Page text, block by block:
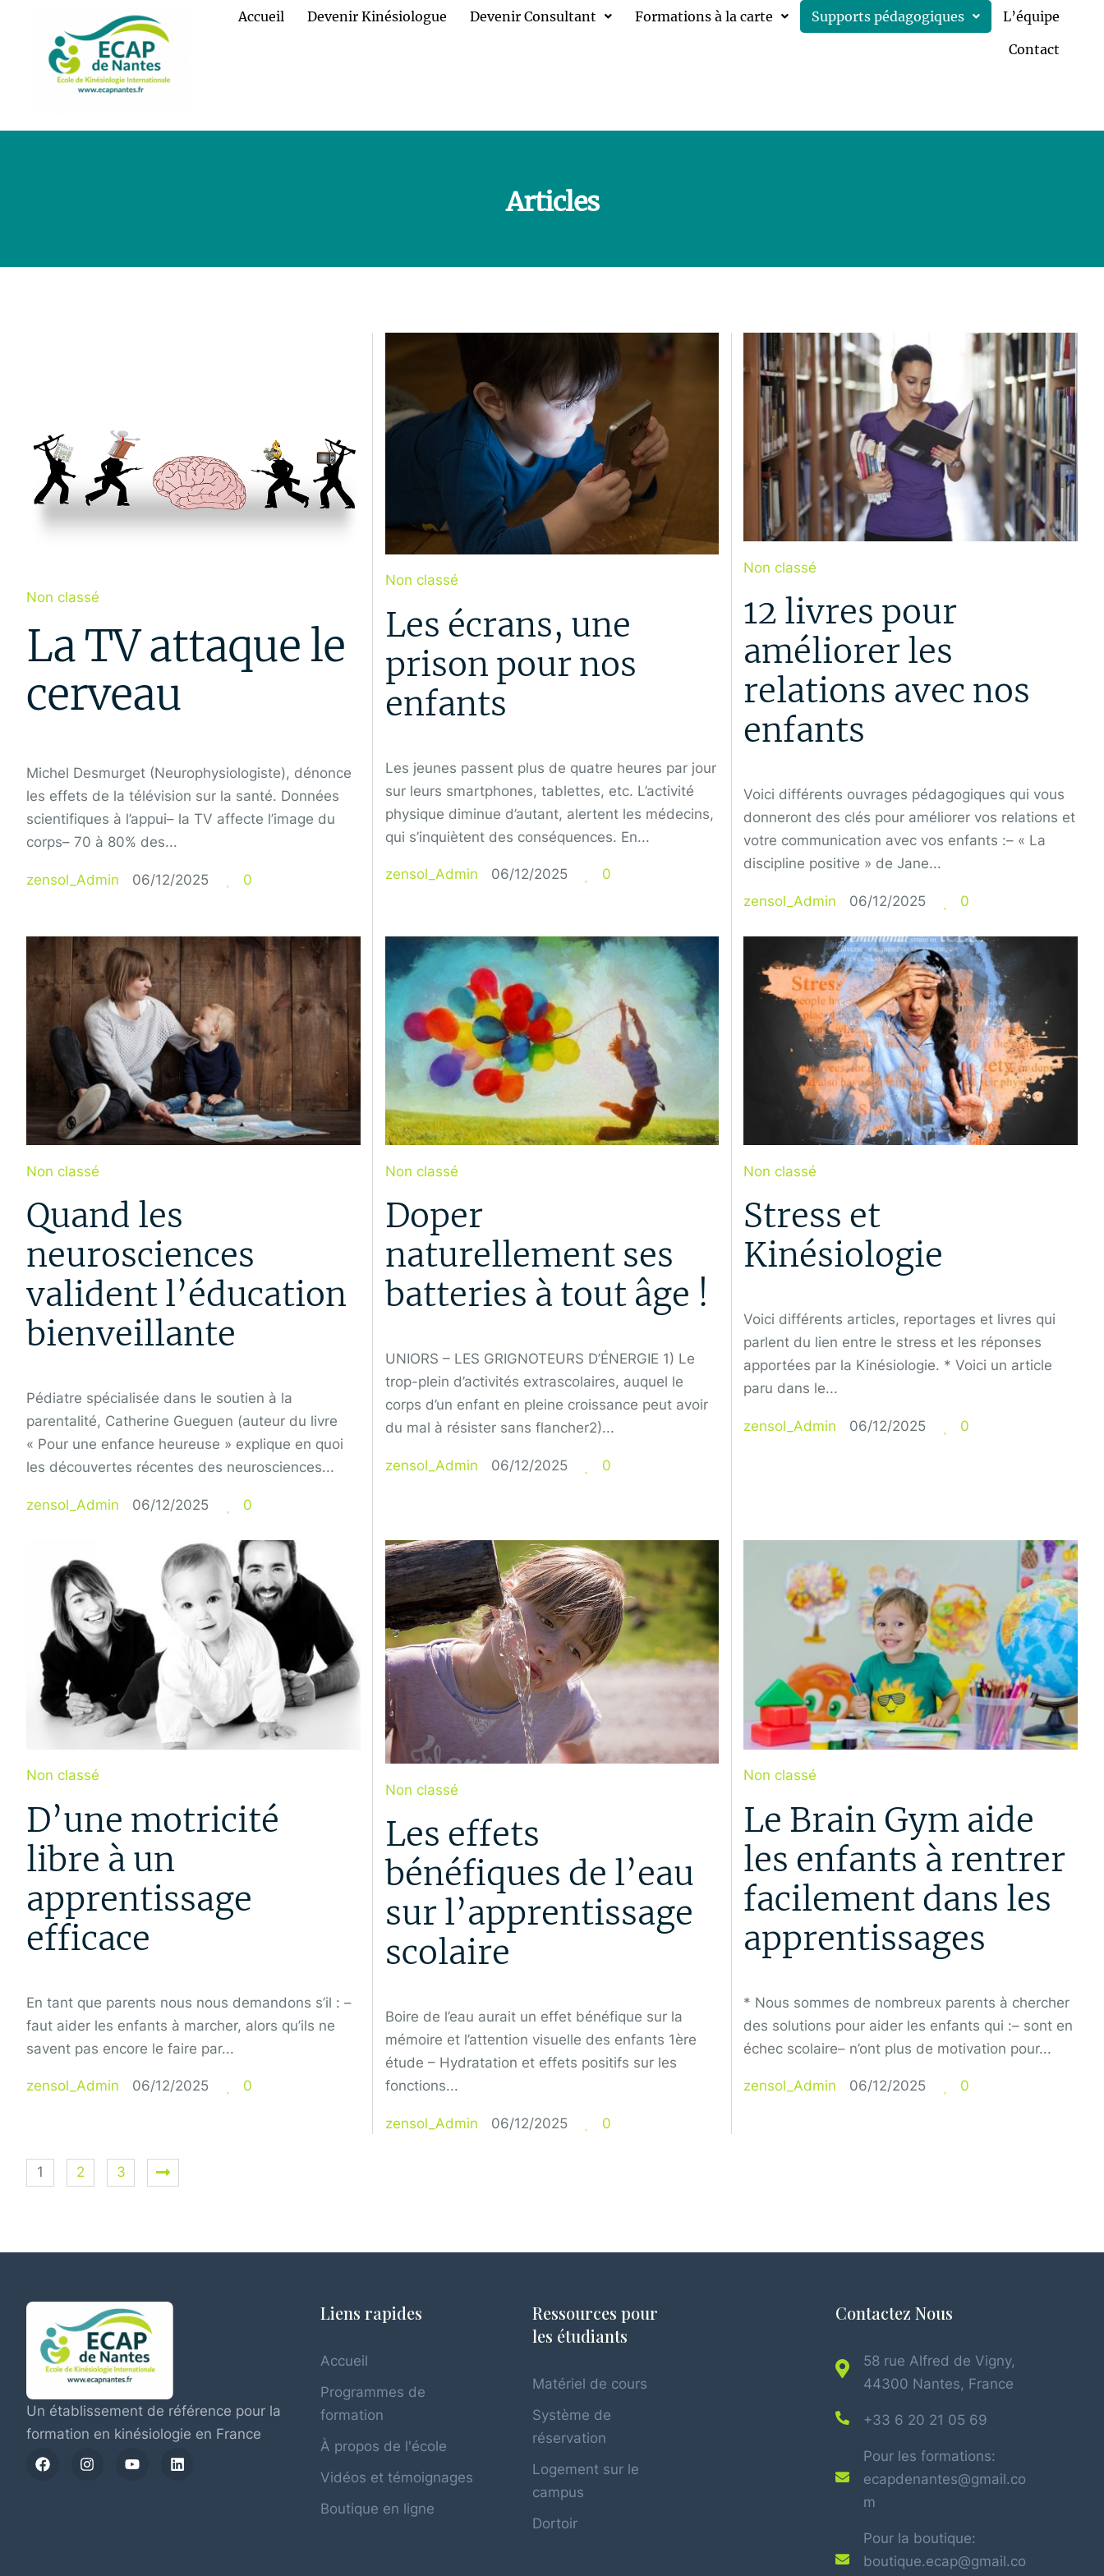
Accueil Devenir Kinésiologue Devenir Consultant Formations à la carte Supports pédagogiques
L’équipe
Contact
Articles
Non classé
La TV attaque le
cerveau
Michel Desmurget (Neurophysiologiste), dénonce
les effets de la télévision sur la santé. Données
scientifiques à l’appui– la TV affecte l’image du
corps– 70 à 80% des...
zensol_Admin 06/12/2025 0
Non classé
Les écrans, une
prison pour nos
enfants
Les jeunes passent plus de quatre heures par jour
sur leurs smartphones, tablettes, etc. L’activité
physique diminue d’autant, alertent les médecins,
qui s’inquiètent des conséquences. En...
zensol_Admin 06/12/2025 0
Non classé
12 livres pour
améliorer les
relations avec nos
enfants
Voici différents ouvrages pédagogiques qui vous
donneront des clés pour améliorer vos relations et
votre communication avec vos enfants :– « La
discipline positive » de Jane...
zensol_Admin 06/12/2025 0
Non classé
Quand les
neurosciences
valident l’éducation
bienveillante
Pédiatre spécialisée dans le soutien à la
parentalité, Catherine Gueguen (auteur du livre
« Pour une enfance heureuse » explique en quoi
les découvertes récentes des neurosciences...
zensol_Admin 06/12/2025 0
Non classé
Doper
naturellement ses
batteries à tout âge !
UNIORS – LES GRIGNOTEURS D’ÉNERGIE 1) Le
trop-plein d’activités extrascolaires, auquel le
corps d’un enfant en pleine croissance peut avoir
du mal à résister sans flancher2)...
zensol_Admin 06/12/2025 0
Non classé
Stress et
Kinésiologie
Voici différents articles, reportages et livres qui
parlent du lien entre le stress et les réponses
apportées par la Kinésiologie. * Voici un article
paru dans le...
zensol_Admin 06/12/2025 0
Non classé
D’une motricité
libre à un
apprentissage
efficace
En tant que parents nous nous demandons s’il : –
faut aider les enfants à marcher, alors qu’ils ne
savent pas encore le faire par...
zensol_Admin 06/12/2025 0
Non classé
Les effets
bénéfiques de l’eau
sur l’apprentissage
scolaire
Boire de l’eau aurait un effet bénéfique sur la
mémoire et l’attention visuelle des enfants 1ère
étude – Hydratation et effets positifs sur les
fonctions...
zensol_Admin 06/12/2025 0
Non classé
Le Brain Gym aide
les enfants à rentrer
facilement dans les
apprentissages
* Nous sommes de nombreux parents à chercher
des solutions pour aider les enfants qui :– sont en
échec scolaire– n’ont plus de motivation pour...
zensol_Admin 06/12/2025 0
1 2 3
Un établissement de référence pour la
formation en kinésiologie en France
Liens rapides
Accueil
Programmes de
formation
À propos de l'école
Vidéos et témoignages
Boutique en ligne
Ressources pour
les étudiants
Matériel de cours
Système de
réservation
Logement sur le
campus
Dortoir
Contactez Nous
58 rue Alfred de Vigny,
44300 Nantes, France
+33 6 20 21 05 69
Pour les formations:
ecapdenantes@gmail.co
m
Pour la boutique:
boutique.ecap@gmail.co